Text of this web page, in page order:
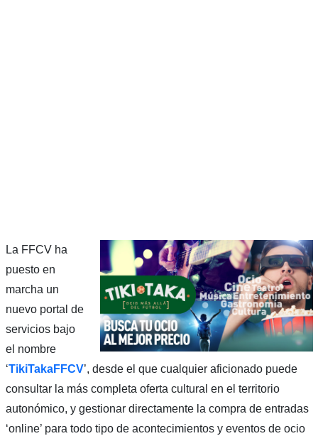
La FFCV ha
puesto en
marcha un
nuevo portal de
servicios bajo
el nombre
‘TikiTakaFFCV’, desde el que cualquier aficionado puede
consultar la más completa oferta cultural en el territorio
autonómico, y gestionar directamente la compra de entradas
‘online’ para todo tipo de acontecimientos y eventos de ocio